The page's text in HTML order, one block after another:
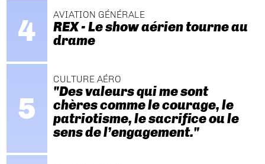
AVIATION GÉNÉRALE
REX - Le show aérien tourne au
drame
CULTURE AÉRO
"Des valeurs qui me sont
chères comme le courage, le
patriotisme, le sacrifice ou le
sens de l’engagement."